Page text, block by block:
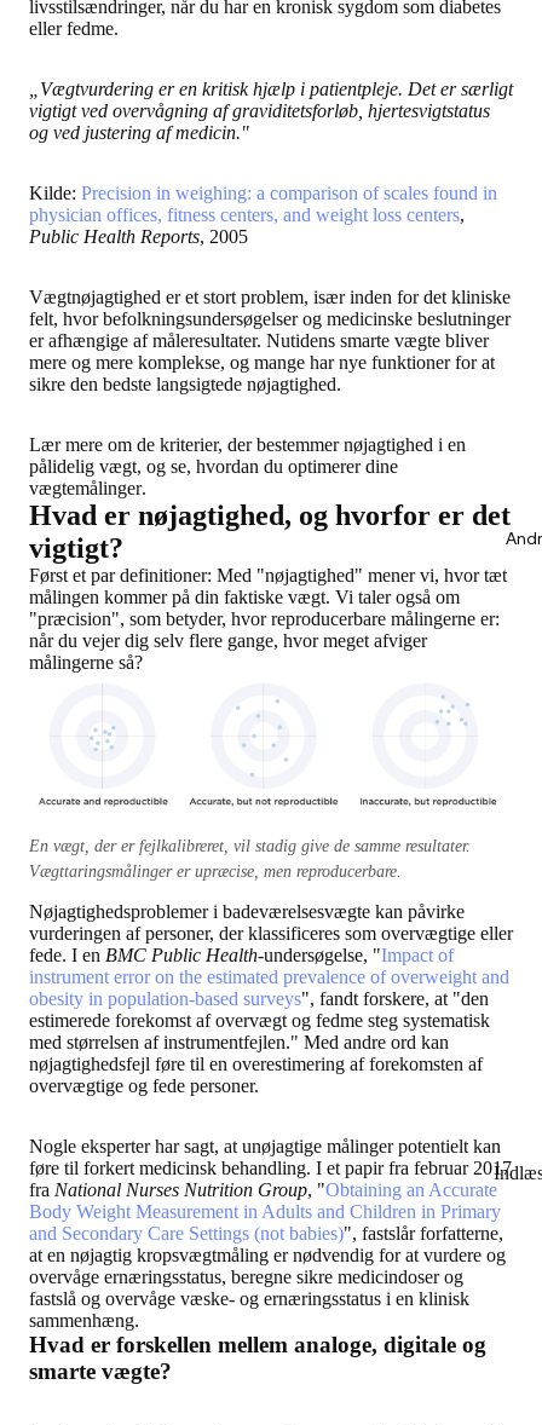
livsstilsændringer, når du har en kronisk sygdom som diabetes
eller fedme.
„Vægtvurdering er en kritisk hjælp i patientpleje. Det er særligt
vigtigt ved overvågning af graviditetsforløb, hjertesvigtstatus
og ved justering af medicin."
Kilde: Precision in weighing: a comparison of scales found in
physician offices, fitness centers, and weight loss centers,
Public Health Reports, 2005
Vægtnøjagtighed er et stort problem, især inden for det kliniske
felt, hvor befolkningsundersøgelser og medicinske beslutninger
er afhængige af måleresultater. Nutidens smarte vægte bliver
mere og mere komplekse, og mange har nye funktioner for at
sikre den bedste langsigtede nøjagtighed.
Lær mere om de kriterier, der bestemmer nøjagtighed i en
pålidelig vægt, og se, hvordan du optimerer dine
vægtemålinger.
Hvad er nøjagtighed, og hvorfor er det
vigtigt?
Først et par definitioner: Med "nøjagtighed" mener vi, hvor tæt
målingen kommer på din faktiske vægt. Vi taler også om
"præcision", som betyder, hvor reproducerbare målingerne er:
når du vejer dig selv flere gange, hvor meget afviger
målingerne så?
En vægt, der er fejlkalibreret, vil stadig give de samme resultater.
Vægttaringsmålinger er upræcise, men reproducerbare.
Nøjagtighedsproblemer i badeværelsesvægte kan påvirke
vurderingen af personer, der klassificeres som overvægtige eller
fede. I en BMC Public Health-undersøgelse, "Impact of
instrument error on the estimated prevalence of overweight and
obesity in population-based surveys", fandt forskere, at "den
estimerede forekomst af overvægt og fedme steg systematisk
med størrelsen af instrumentfejlen." Med andre ord kan
nøjagtighedsfejl føre til en overestimering af forekomsten af
overvægtige og fede personer.
Nogle eksperter har sagt, at unøjagtige målinger potentielt kan
føre til forkert medicinsk behandling. I et papir fra februar 2017
fra National Nurses Nutrition Group, "Obtaining an Accurate
Body Weight Measurement in Adults and Children in Primary
and Secondary Care Settings (not babies)", fastslår forfatterne,
at en nøjagtig kropsvægtmåling er nødvendig for at vurdere og
overvåge ernæringsstatus, beregne sikre medicindoser og
fastslå og overvåge væske- og ernæringsstatus i en klinisk
sammenhæng.
Hvad er forskellen mellem analoge, digitale og
smarte vægte?